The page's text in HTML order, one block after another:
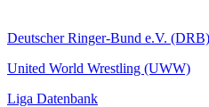
Deutscher Ringer-Bund e.V. (DRB)
United World Wrestling (UWW)
Liga Datenbank